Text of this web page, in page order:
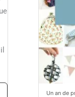
t
i
t
C
i
t
Un an de